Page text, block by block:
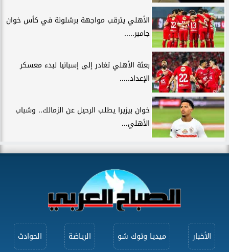
الأهلي يترقب مواجهة برشلونة في كأس خوان
جامبر.....
بعثة الأهلي تغادر إلى إسبانيا لبدء معسكر
الإعداد.....
خوان بيزيرا يطلب الرحيل عن الزمالك.. وشباب
الأهلي...
الأخبار ميديا وتوك شو الرياضة الحوادث